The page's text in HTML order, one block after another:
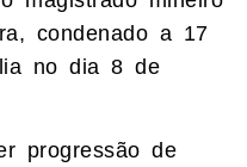
condenado a 17
no dia 8 de
progressão de